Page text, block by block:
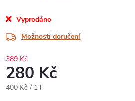
Vyprodáno
Možnosti doručení
389 Kč
280 Kč
Měrná
400 Kč / 1 l